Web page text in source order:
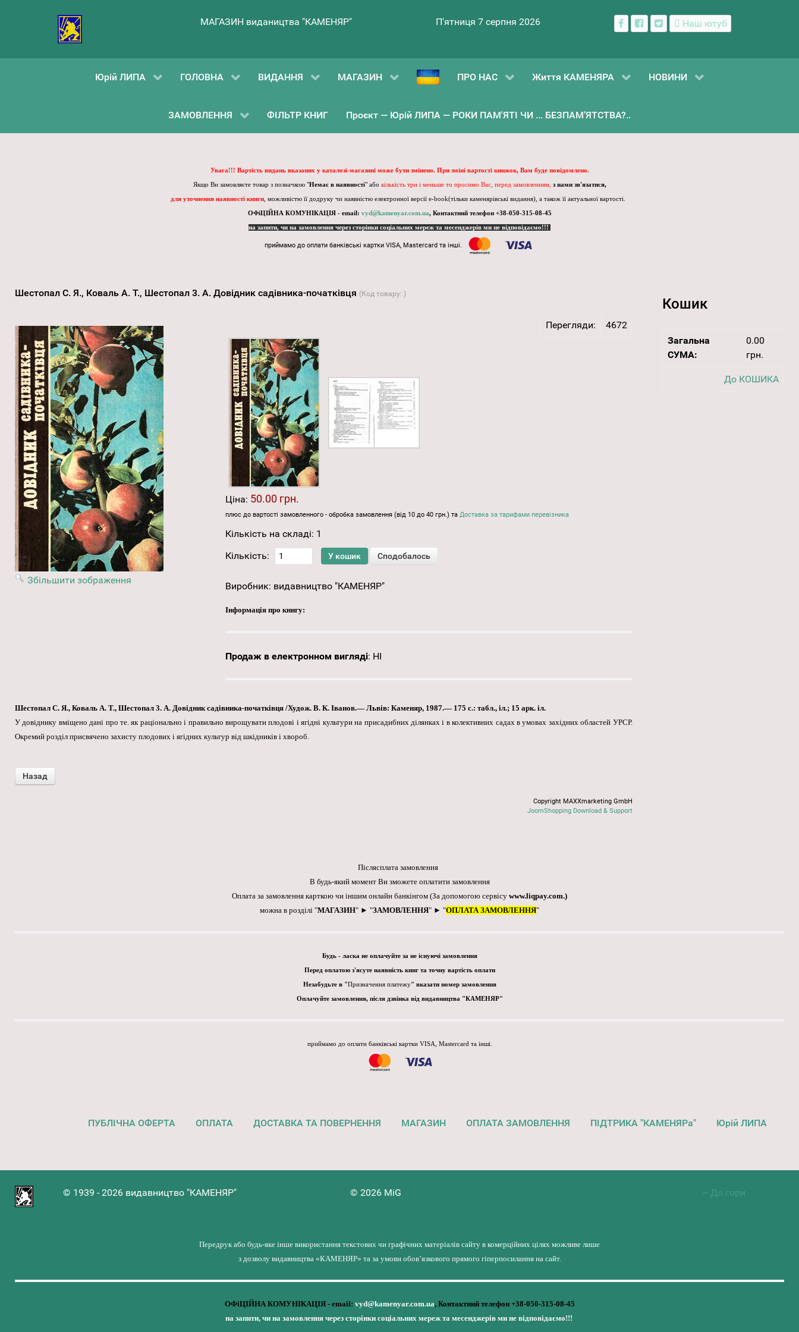
МАГАЗИН видаництва "КАМЕНЯР" П'ятниця 7 серпня 2026 Наш ютуб
Юрій ЛИПА ГОЛОВНА ВИДАННЯ МАГАЗИН ПРО НАС Життя КАМЕНЯРА НОВИНИ
ЗАМОВЛЕННЯ ФІЛЬТР КНИГ Проєкт — Юрій ЛИПА — РОКИ ПАМ'ЯТІ ЧИ ... БЕЗПАМ’ЯТСТВА?..
Увага!!! Вартість видань вказаних у каталозі-магазині може бути змінено. При зміні вартості книжок, Вам буде повідомлено.
Якщо Ви замовляєте товар з позначкою "Немає в наявності" або кількість три і меньше то просимо Вас, перед замовленням, з нами зв'язатися,
для уточнення наявності книги, можливістю її додруку чи наявністю електронної версії e-book(тільки каменярівські видання), а також її актуальної вартості.
ОФіЦІЙНА КОМУНІКАЦІЯ - email: vyd@kamenyar.com.ua, Контактний телефон +38-050-315-08-45
на запити, чи на замовлення через сторінки соціальних мереж та месенджерів ми не відповідаємо!!!
приймамо до оплати банківські картки VISA, Mastercard та інші.
Шестопал С. Я., Коваль А. Т., Шестопал 3. А. Довідник садівника-початківця (Код товару: )
Перегляди: 4672
Збільшити зображення
Ціна: 50.00 грн.
плюс до вартості замовленного - обробка замовлення (від 10 до 40 грн.) та Доставка за тарифами перевізника
Кількість на складі: 1
Кількість:
Виробник: видавництво "КАМЕНЯР"
Інформація про книгу:
Продаж в електронном вигляді: НІ
Шестопал С. Я., Коваль А. Т., Шестопал 3. А. Довідник садівника-початківця /Худож. В. К. Іванов.— Львів: Каменяр, 1987.— 175 с.: табл., іл.; 15 арк. іл.
У довіднику вміщено дані про те. як раціонально і правильно вирощувати плодові і ягідні культури на присадибних ділянках і в колективних садах в умовах західних областей УРСР.
Окремий розділ присвячено захисту плодових і ягідних культур від шкідників і хвороб.
Copyright MAXXmarketing GmbH
JoomShopping Download & Support
Кошик
Загальна
СУМА:
0.00
грн.
До КОШИКА
Післясплата замовлення
В будь-який момент Ви зможете оплатити замовлення
Оплата за замовлення карткою чи іншим онлайн банкінгом (За допомогою сервісу www.liqpay.com.)
можна в розділі "МАГАЗИН" ► "ЗАМОВЛЕННЯ" ► "ОПЛАТА ЗАМОВЛЕННЯ"
Будь - ласка не оплачуйте за не існуючі замовлення
Перед оплатою з'ясуте наявність книг та точну вартість оплати
Незабудьте в "Призначення платежу" вказати номер замовлення
Оплачуйте замовлення, після дзвінка від видавництва "КАМЕНЯР"
приймамо до оплати банківські картки VISA, Mastercard та інші.
ПУБЛІЧНА ОФЕРТА ОПЛАТА ДОСТАВКА ТА ПОВЕРНЕННЯ МАГАЗИН ОПЛАТА ЗАМОВЛЕННЯ ПІДТРИКА "КАМЕНЯРа" Юрій ЛИПА
© 1939 - 2026 видавництво "КАМЕНЯР" © 2026 MiG До гори
Передрук або будь-яке інше використання текстових чи графічних матеріалів сайту в комерційних цілях можливе лише
з дозволу видавництва «КАМЕНЯР» та за умови обов’язкового прямого гіперпосилання на сайт.
ОФіЦІЙНА КОМУНІКАЦІЯ - email: vyd@kamenyar.com.ua, Контактний телефон +38-050-315-08-45
на запити, чи на замовлення через сторінки соціальних мереж та месенджерів ми не відповідаємо!!!